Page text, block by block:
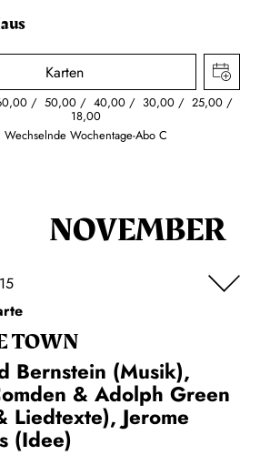
Karten
50,00 40,00 30,00 25,00
18,00
Wechselnde Wochentage-Abo C
NOVEMBER
TOWN
Bernstein (Musik),
& Adolph Green
Liedtexte), Jerome
(Idee)